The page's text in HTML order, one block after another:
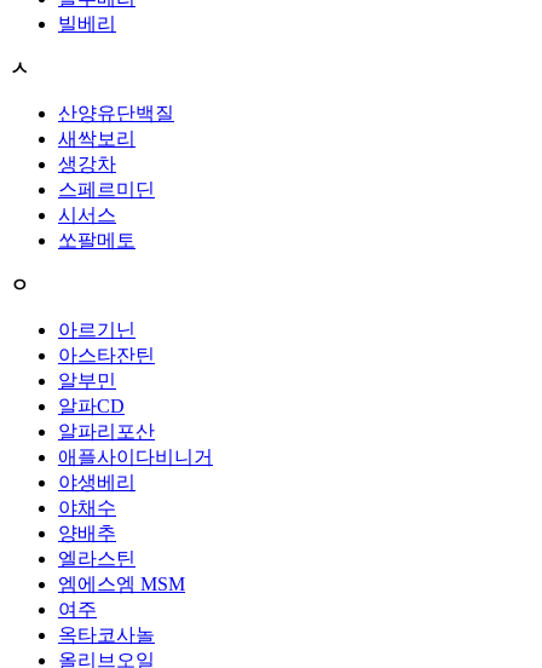
빌베리
ㅅ
산양유단백질
새싹보리
생강차
스페르미딘
시서스
쏘팔메토
ㅇ
아르기닌
아스타잔틴
알부민
알파CD
알파리포산
애플사이다비니거
야생베리
야채수
양배추
엘라스틴
엠에스엠 MSM
여주
옥타코사놀
올리브오일